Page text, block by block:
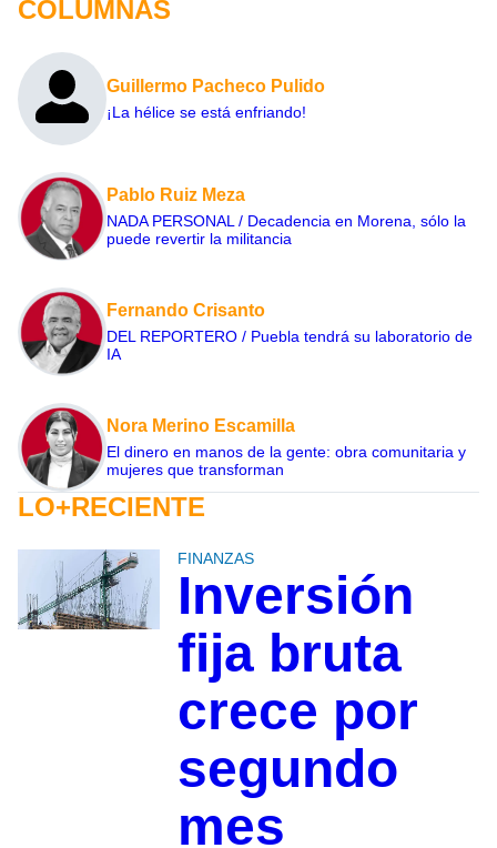
COLUMNAS
Guillermo Pacheco Pulido
¡La hélice se está enfriando!
Pablo Ruiz Meza
NADA PERSONAL / Decadencia en Morena, sólo la
puede revertir la militancia
Fernando Crisanto
DEL REPORTERO / Puebla tendrá su laboratorio de
IA
Nora Merino Escamilla
El dinero en manos de la gente: obra comunitaria y
mujeres que transforman
LO+RECIENTE
FINANZAS
Inversión
fija bruta
crece por
segundo
mes